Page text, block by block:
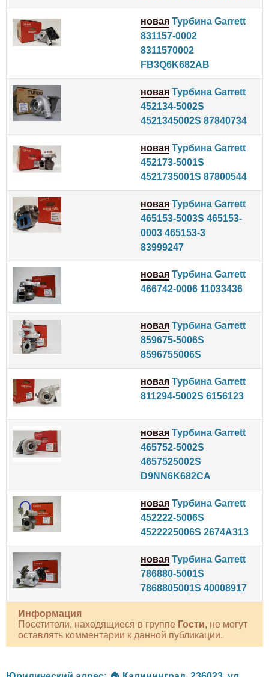
новая Турбина Garrett
831157-0002
8311570002
FB3Q6K682AB
новая Турбина Garrett
452134-5002S
4521345002S 87840734
новая Турбина Garrett
452173-5001S
4521735001S 87800544
новая Турбина Garrett
465153-5003S 465153-
0003 465153-3
83999247
новая Турбина Garrett
466742-0006 11033436
новая Турбина Garrett
859675-5006S
8596755006S
новая Турбина Garrett
811294-5002S 6156123
новая Турбина Garrett
465752-5002S
4657525002S
D9NN6K682CA
новая Турбина Garrett
452222-5006S
4522225006S 2674A313
новая Турбина Garrett
786880-5001S
7868805001S 40008917
Информация
Посетители, находящиеся в группе Гости, не могут
оставлять комментарии к данной публикации.